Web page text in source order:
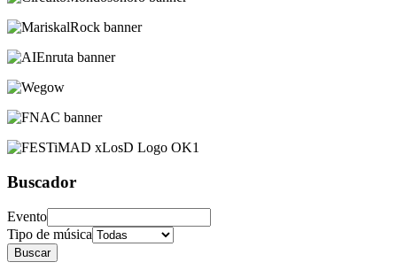
Buscador
Evento
Tipo de música
Buscar